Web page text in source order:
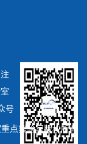
号
点实验室版权所有